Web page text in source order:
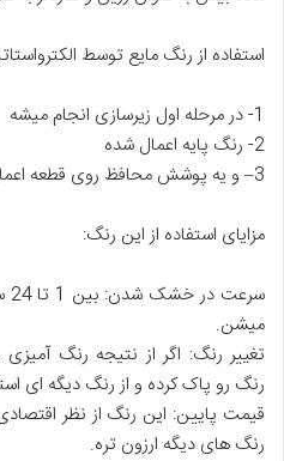
استفاده از رنگ مایع توسط
1- در مرحله اول زیرسازی انجام میشه
2- رنگ پایه اعمال شده
3– و یه پوشش محافظ روی قطعه اعمال میشه.
مزایای استفاده از این رنگ:
میشن.
تغییر رنگ: اگر از نتیجه رنگ
رنگ رو پاک کرده و از رنگ دیگه ای
قیمت پایین: این رنگ از نظر
رنگ های دیگه ارزون تره.